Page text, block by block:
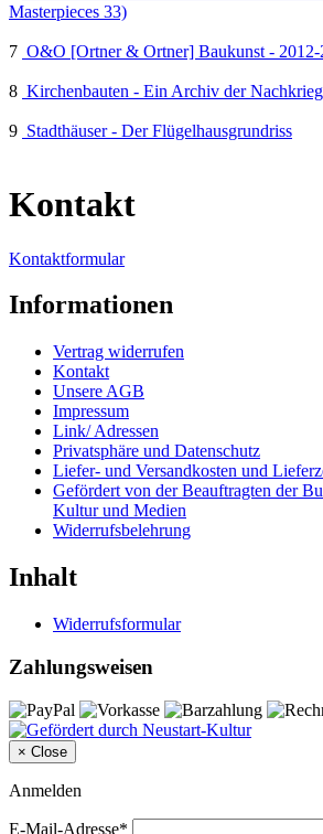
Masterpieces 33)
7 O&O [Ortner & Ortner] Baukunst - 2012-
8 Kirchenbauten - Ein Archiv der
9 Stadthäuser - Der Flügelhausgrundriss
Kontakt
Kontaktformular
Informationen
Vertrag widerrufen
Kontakt
Unsere AGB
Impressum
Link/ Adressen
Privatsphäre und Datenschutz
Liefer- und Versandkosten und
Gefördert von der Beauftragten der
Kultur und Medien
Widerrufsbelehrung
Inhalt
Widerrufsformular
Zahlungsweisen
× Close
Anmelden
E-Mail-Adresse*